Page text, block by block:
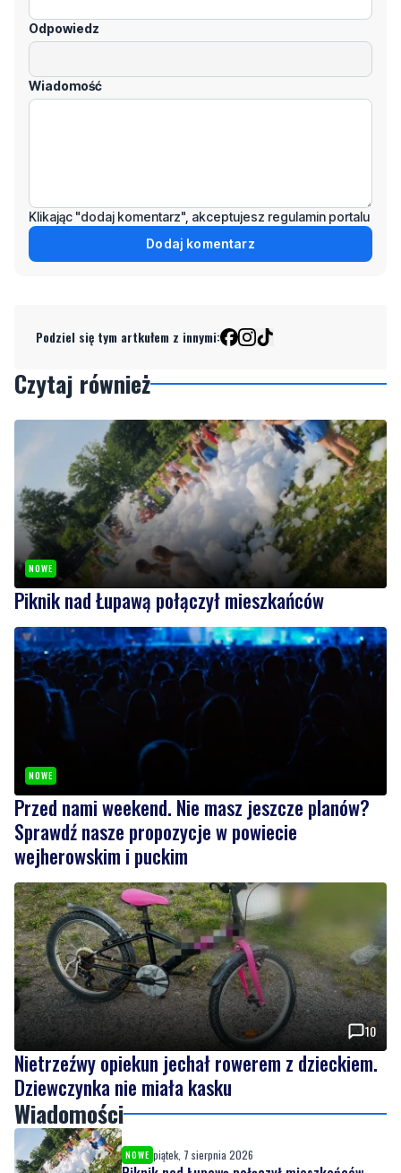
Imię / Podpis
Odpowiedz
Podziel się tym artkułem z innymi:
Czytaj również
NOWE
Piknik nad Łupawą połączył mieszkańców
NOWE
Przed nami weekend. Nie masz jeszcze planów?
Sprawdź nasze propozycje w powiecie
wejherowskim i puckim
Nietrzeźwy opiekun jechał rowerem z dzieckiem.
Dziewczynka nie miała kasku